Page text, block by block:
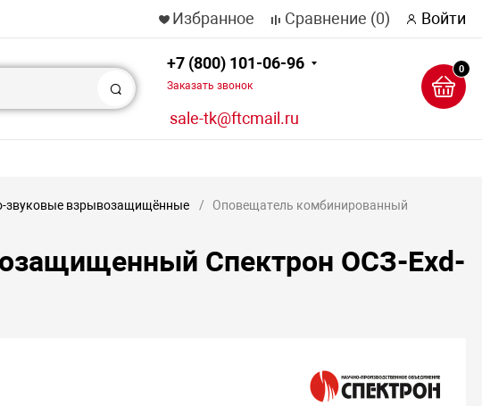
Избранное Сравнение (0) Войти
Поиск
+7 (800) 101-06-96
Заказать звонок
sale-tk@ftcmail.ru
0
звуковые взрывозащищённые
Оповещатель комбинированный
Спектрон ОСЗ-Exd-